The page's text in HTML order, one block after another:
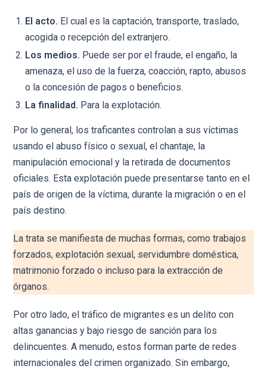
El acto. El cual es la captación, transporte, traslado,
acogida o recepción del extranjero.
Los medios. Puede ser por el fraude, el engaño, la
amenaza, el uso de la fuerza, coacción, rapto, abusos
o la concesión de pagos o beneficios.
La finalidad. Para la explotación.
Por lo general, los traficantes controlan a sus víctimas
usando el abuso físico o sexual, el chantaje, la
manipulación emocional y la retirada de documentos
oficiales. Esta explotación puede presentarse tanto en el
país de origen de la víctima, durante la migración o en el
país destino.
La trata se manifiesta de muchas formas, como trabajos
forzados, explotación sexual, servidumbre doméstica,
matrimonio forzado o incluso para la extracción de
órganos.
Por otro lado, el tráfico de migrantes es un delito con
altas ganancias y bajo riesgo de sanción para los
delincuentes. A menudo, estos forman parte de redes
internacionales del crimen organizado. Sin embargo,